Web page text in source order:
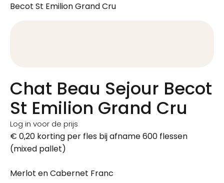
Becot St Emilion Grand Cru
Chat Beau Sejour Becot
St Emilion Grand Cru
Log in voor de prijs
€ 0,20 korting per fles bij afname 600 flessen
(mixed pallet)
Merlot en Cabernet Franc